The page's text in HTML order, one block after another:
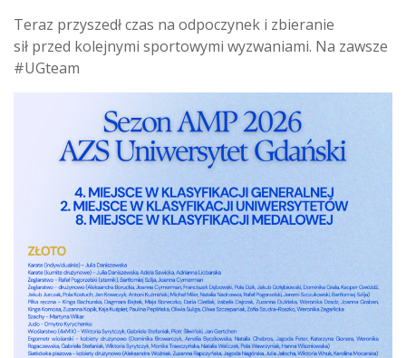
Teraz przyszedł czas na odpoczynek i zbieranie
sił przed kolejnymi sportowymi wyzwaniami. Na zawsze
#UGteam